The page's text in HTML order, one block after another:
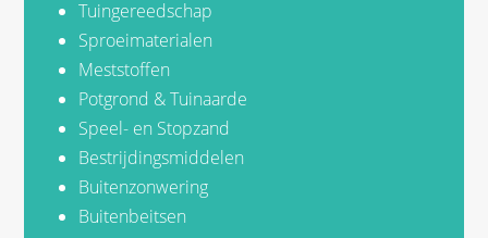
Tuingereedschap
Sproeimaterialen
Meststoffen
Potgrond & Tuinaarde
Speel- en Stopzand
Bestrijdingsmiddelen
Buitenzonwering
Buitenbeitsen